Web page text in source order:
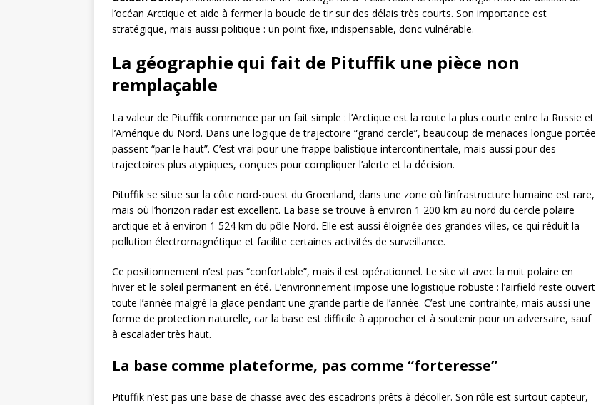
l’océan Arctique et aide à fermer la boucle de tir sur des délais très courts. Son importance est
stratégique, mais aussi politique : un point fixe, indispensable, donc vulnérable.
La géographie qui fait de Pituffik une pièce non
remplaçable
La valeur de Pituffik commence par un fait simple : l’Arctique est la route la plus courte entre la Russie et
l’Amérique du Nord. Dans une logique de trajectoire “grand cercle”, beaucoup de menaces longue portée
passent “par le haut”. C’est vrai pour une frappe balistique intercontinentale, mais aussi pour des
trajectoires plus atypiques, conçues pour compliquer l’alerte et la décision.
Pituffik se situe sur la côte nord-ouest du Groenland, dans une zone où l’infrastructure humaine est rare,
mais où l’horizon radar est excellent. La base se trouve à environ 1 200 km au nord du cercle polaire
arctique et à environ 1 524 km du pôle Nord. Elle est aussi éloignée des grandes villes, ce qui réduit la
pollution électromagnétique et facilite certaines activités de surveillance.
Ce positionnement n’est pas “confortable”, mais il est opérationnel. Le site vit avec la nuit polaire en
hiver et le soleil permanent en été. L’environnement impose une logistique robuste : l’airfield reste ouvert
toute l’année malgré la glace pendant une grande partie de l’année. C’est une contrainte, mais aussi une
forme de protection naturelle, car la base est difficile à approcher et à soutenir pour un adversaire, sauf
à escalader très haut.
La base comme plateforme, pas comme “forteresse”
Pituffik n’est pas une base de chasse avec des escadrons prêts à décoller. Son rôle est surtout capteur,